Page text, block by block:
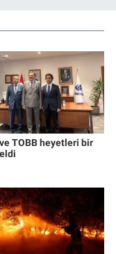
TOBB heyetleri bir